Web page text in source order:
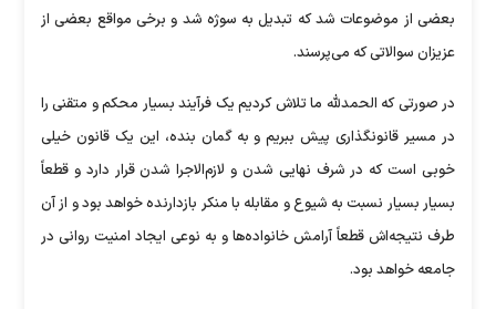
بعضی از موضوعات شد که تبدیل به سوژه شد و برخی مواقع بعضی از
عزیزان سوالاتی که می‌پرسند.
در صورتی که الحمدلله ما تلاش کردیم یک فرآیند بسیار محکم و متقنی را
در مسیر قانونگذاری پیش ببریم و به گمان بنده، این یک قانون خیلی
خوبی است که در شرف نهایی شدن و لازم‌الاجرا شدن قرار دارد و قطعاً
بسیار بسیار نسبت به شیوع و مقابله با منکر بازدارنده خواهد بود و از آن
طرف نتیجه‌اش قطعاً آرامش خانواده‌ها و به نوعی ایجاد امنیت روانی در
جامعه خواهد بود.